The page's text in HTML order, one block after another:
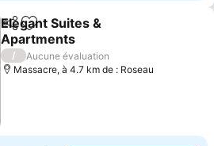
PartagerAjouter à mes favoris
Elegant Suites &
Apartments
/
Aucune évaluation
Massacre, à 4.7 km de : Roseau